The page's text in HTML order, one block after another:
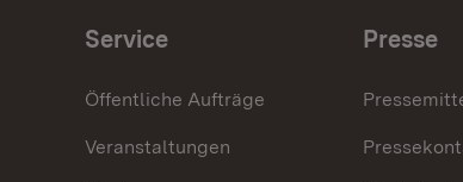
Service
Öffentliche Aufträge
Veranstaltungen
Presse